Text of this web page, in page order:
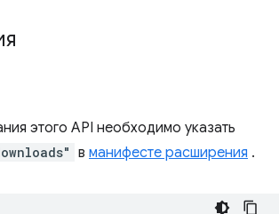
этого API необходимо указать
в манифесте расширения .